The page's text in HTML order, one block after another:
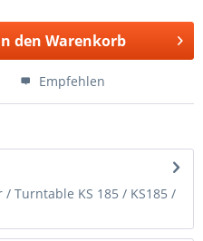
den Warenkorb
Empfehlen
Turntable KS 185 / KS185 /